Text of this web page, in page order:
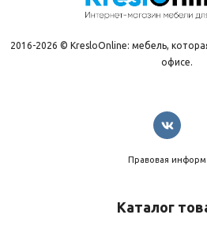
2016-2026 © KresloOnline: мебель,
офисе.
Правовая
Каталог